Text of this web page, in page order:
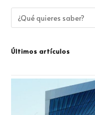
Últimos artículos